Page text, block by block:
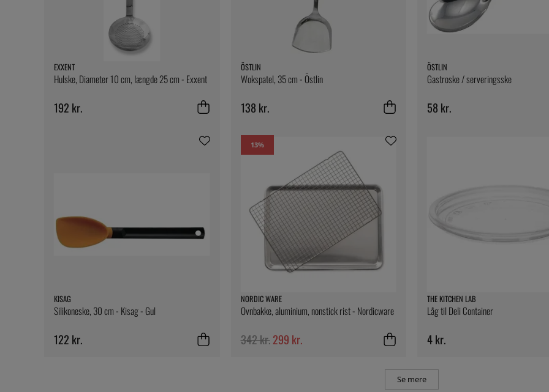
EXXENT
Hulske, Diameter 10 cm, længde 25 cm - Exxent
192 kr.
ÖSTLIN
Wokspatel, 35 cm - Östlin
138 kr.
ÖSTLIN
Gastroske / serveringsske
58 kr.
KISAG
Silikoneske, 30 cm - Kisag - Gul
122 kr.
13%
NORDIC WARE
Ovnbakke, aluminium, nonstick rist - Nordicware
342 kr. 299 kr.
THE KITCHEN LAB
Låg til Deli Container
4 kr.
Se mere